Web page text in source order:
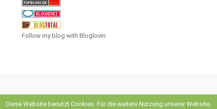
Follow my blog with Bloglovin
Diese Website benutzt Cookies. Für die weitere Nutzung unserer Website,